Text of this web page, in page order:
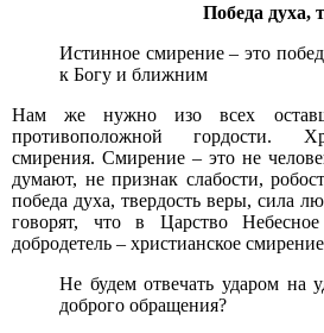
Победа духа,
Истинное смирение – это
к Богу и ближним
Нам же нужно изо всех
противоположной
смирения. Смирение – это не
думают, не признак слабости,
победа духа, твердость веры, сила
говорят, что в Царство
добродетель – христианское
Не будем отвечать ударом на
доброго обращения?